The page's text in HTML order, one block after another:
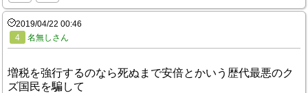
2019/04/22 00:46
4
名無しさん
増税を強行するのなら死ぬまで安倍とかいう歴代最悪のク
ズ国民を騙して